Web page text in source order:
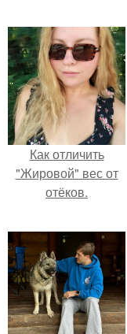
Как отличить
"Жировой" вес от
отёков.